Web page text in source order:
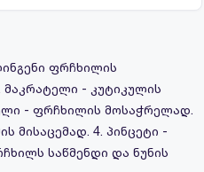
ფრჩხილის
მაკრატელი - კუტიკულის
- ფრჩხილის მოსაჭრელად.
მისაცემად. 4. პინცეტი -
საწმენდი და ნუნის